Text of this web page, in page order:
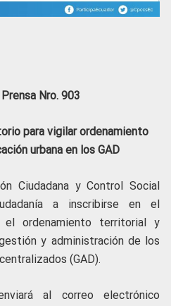
Nro. 903
para vigilar ordenamiento
urbana en los GAD
Ciudadana y Control Social
a inscribirse en el
el ordenamiento territorial y
y administración de los
(GAD).
al correo electrónico